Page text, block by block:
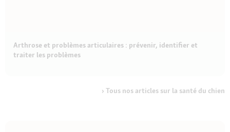
Arthrose et problèmes articulaires : prévenir, identifier et
traiter les problèmes
Tous nos articles sur la santé du chien